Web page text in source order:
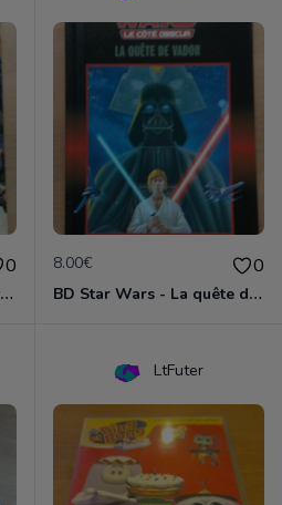
0
BD Star Wars - Emissaries to Malastare (VO)
8.00€ 0
BD Star Wars - La quête de Vador
LtFuter